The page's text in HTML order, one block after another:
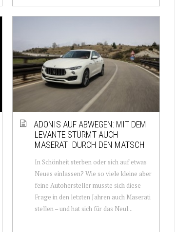
ADONIS AUF ABWEGEN: MIT DEM
LEVANTE STÜRMT AUCH
MASERATI DURCH DEN MATSCH
In Schönheit sterben oder sich auf etwas
Neues einlassen? Wie so viele kleine aber
feine Autohersteller musste sich diese
Frage in den letzten Jahren auch Maserati
stellen – und hat sich für das Neul...